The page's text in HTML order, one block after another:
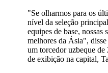
"Se olharmos para os
nível da seleção
equipes de base, nossas
melhores da Ásia",
um torcedor uzbeque de
de exibição na capital,